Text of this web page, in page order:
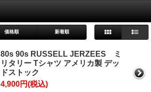
価格順 新着順
80s 90s RUSSELL JERZEES ミ
リタリー Tシャツ アメリカ製 デッ
ドストック
4,900円(税込)